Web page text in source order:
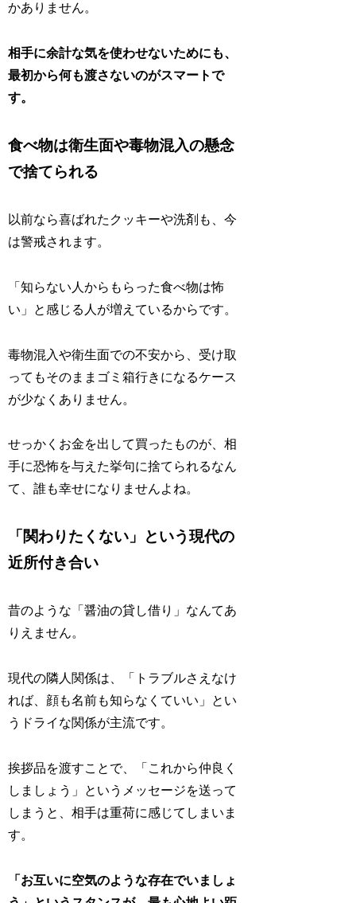
かありません。
相手に余計な気を使わせないためにも、
最初から何も渡さないのがスマートで
す。
食べ物は衛生面や毒物混入の懸念
で捨てられる
以前なら喜ばれたクッキーや洗剤も、今
は警戒されます。
「知らない人からもらった食べ物は怖
い」と感じる人が増えているからです。
毒物混入や衛生面での不安から、受け取
ってもそのままゴミ箱行きになるケース
が少なくありません。
せっかくお金を出して買ったものが、相
手に恐怖を与えた挙句に捨てられるなん
て、誰も幸せになりませんよね。
「関わりたくない」という現代の
近所付き合い
昔のような「醤油の貸し借り」なんてあ
りえません。
現代の隣人関係は、「トラブルさえなけ
れば、顔も名前も知らなくていい」とい
うドライな関係が主流です。
挨拶品を渡すことで、「これから仲良く
しましょう」というメッセージを送って
しまうと、相手は重荷に感じてしまいま
す。
「お互いに空気のような存在でいましょ